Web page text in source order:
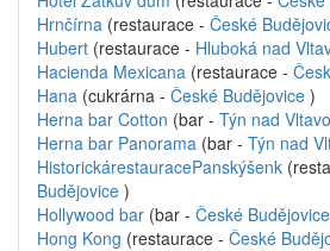
Hrnčírna (restaurace - České
Hubert (restaurace - Hluboká nad
Hacienda Mexicana (restaurace -
Hana (cukrárna - České Budějovice )
Herna bar Cotton (bar - Týn nad
Herna bar Panorama (bar - Týn nad
HistorickárestauracePanskýšenk
Budějovice )
Hollywood bar (bar - České Budějovice
Hong Kong (restaurace - České